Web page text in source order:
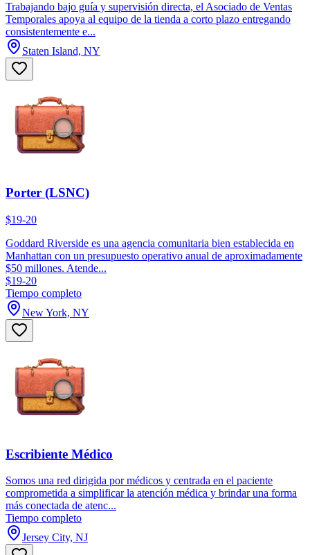
Trabajando bajo guía y supervisión directa, el Asociado de Ventas
Temporales apoya al equipo de la tienda a corto plazo entregando
consistentemente e...
Staten Island, NY
Porter (LSNC)
$19-20
Goddard Riverside es una agencia comunitaria bien establecida en
Manhattan con un presupuesto operativo anual de aproximadamente
$50 millones. Atende...
$19-20
Tiempo completo
New York, NY
Escribiente Médico
Somos una red dirigida por médicos y centrada en el paciente
comprometida a simplificar la atención médica y brindar una forma
más conectada de atenc...
Tiempo completo
Jersey City, NJ